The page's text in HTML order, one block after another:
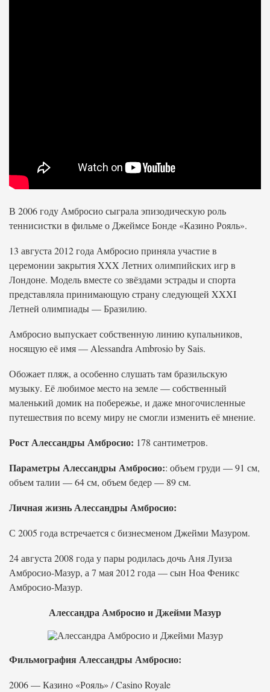
В 2006 году Амбросио сыграла эпизодическую роль
теннисистки в фильме о Джеймсе Бонде «Казино Рояль».
13 августа 2012 года Амбросио приняла участие в
церемонии закрытия XXX Летних олимпийских игр в
Лондоне. Модель вместе со звёздами эстрады и спорта
представляла принимающую страну следующей XXXI
Летней олимпиады — Бразилию.
Амбросио выпускает собственную линию купальников,
носящую её имя — Alessandra Ambrosio by Sais.
Обожает пляж, а особенно слушать там бразильскую
музыку. Её любимое место на земле — собственный
маленький домик на побережье, и даже многочисленные
путешествия по всему миру не смогли изменить её мнение.
Рост Алессандры Амбросио: 178 сантиметров.
Параметры Алессандры Амбросио:: объем груди — 91 см,
объем талии — 64 см, объем бедер — 89 см.
Личная жизнь Алессандры Амбросио:
С 2005 года встречается с бизнесменом Джейми Мазуром.
24 августа 2008 года у пары родилась дочь Аня Луиза
Амбросио-Мазур, а 7 мая 2012 года — сын Ноа Феникс
Амбросио-Мазур.
Алессандра Амбросио и Джейми Мазур
Фильмография Алессандры Амбросио:
2006 — Казино «Рояль» / Casino Royale